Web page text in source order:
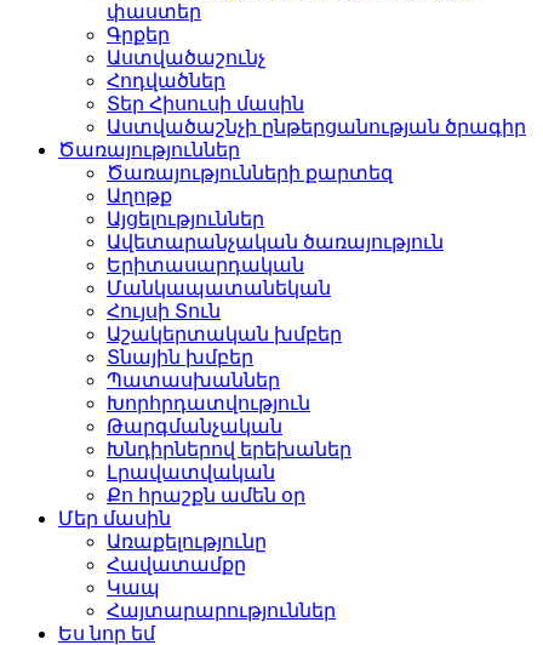
փաստեր
Գրքեր
Աստվածաշունչ
Հոդվածներ
Տեր Հիսուսի մասին
Աստվածաշնչի ընթերցանության ծրագիր
Ծառայություններ
Ծառայությունների քարտեզ
Աղոթք
Այցելություններ
Ավետարանչական ծառայություն
Երիտասարդական
Մանկապատանեկան
Հույսի Տուն
Աշակերտական խմբեր
Տնային խմբեր
Պատասխաններ
Խորհրդատվություն
Թարգմանչական
Խնդիրներով երեխաներ
Լրավատվական
Քո հրաշքն ամեն օր
Մեր մասին
Առաքելությունը
Հավատամքը
Կապ
Հայտարարություններ
Ես նոր եմ